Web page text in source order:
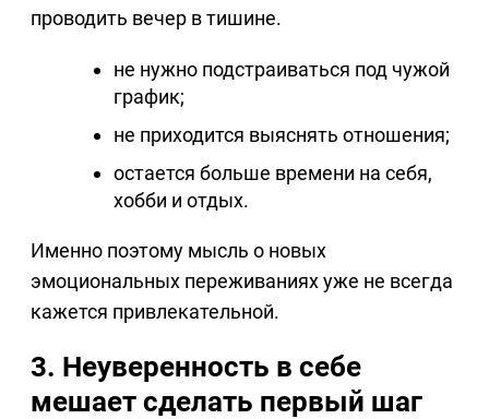
проводить вечер в тишине.
не нужно подстраиваться под чужой
график;
не приходится выяснять отношения;
остается больше времени на себя,
хобби и отдых.
Именно поэтому мысль о новых
эмоциональных переживаниях уже не всегда
кажется привлекательной.
3. Неуверенность в себе
мешает сделать первый шаг